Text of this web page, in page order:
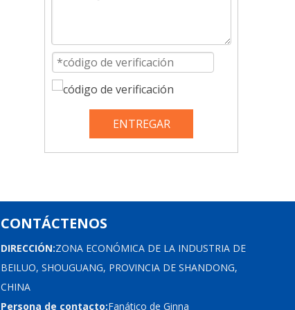
ENTREGAR
CONTÁCTENOS
DIRECCIÓN:ZONA ECONÓMICA DE LA INDUSTRIA DE
BEILUO, SHOUGUANG, PROVINCIA DE SHANDONG,
CHINA
Persona de contacto:Fanático de Ginna